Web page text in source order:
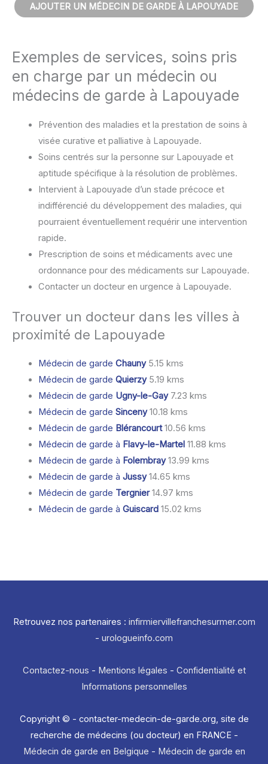
AJOUTER UN MÉDECIN DE GARDE À LAPOUYADE
Exemples de services, soins pris
en charge par un médecin ou
médecins de garde à Lapouyade
Prévention des maladies et la prestation de soins à
visée curative et palliative à Lapouyade.
Soins centrés sur la personne sur Lapouyade et
aptitude spécifique à la résolution de problèmes.
Intervient à Lapouyade d’un stade précoce et
indifférencié du développement des maladies, qui
pourraient éventuellement requérir une intervention
rapide.
Prescription de soins et médicaments avec une
ordonnance pour des médicaments sur Lapouyade.
Contacter un docteur en urgence à Lapouyade.
Trouver un docteur dans les villes à
proximité de Lapouyade
Médecin de garde Chauny5.15 kms
Médecin de garde Quierzy5.19 kms
Médecin de garde Ugny-le-Gay7.23 kms
Médecin de garde Sinceny10.18 kms
Médecin de garde Blérancourt10.56 kms
Médecin de garde à Flavy-le-Martel 11.88 kms
Médecin de garde à Folembray13.99 kms
Médecin de garde à Jussy14.65 kms
Médecin de garde Tergnier14.97 kms
Médecin de garde à Guiscard 15.02 kms
Retrouvez nos partenaires : infirmiervillefranchesurmer.com
- urologueinfo.com
Contactez-nous - Mentions légales - Confidentialité et
Informations personnelles
Copyright © - contacter-medecin-de-garde.org, site de
recherche de médecins (ou docteur) en FRANCE -
Médecin de garde en Belgique - Médecin de garde en